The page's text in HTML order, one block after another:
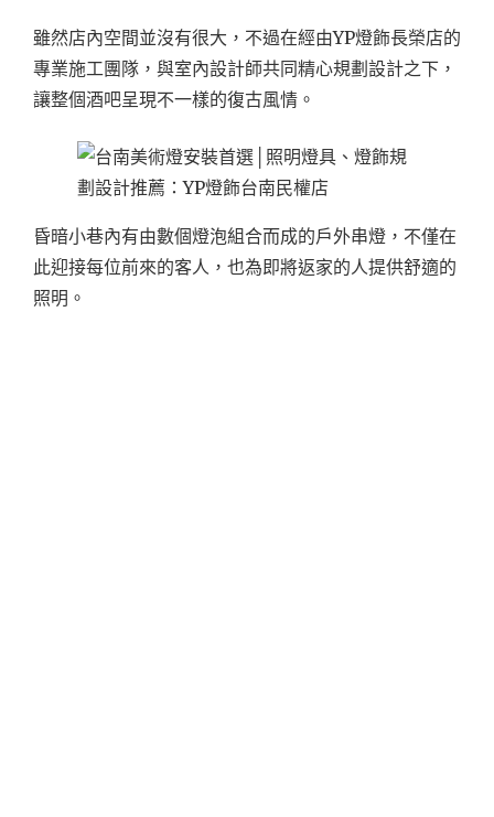
雖然店內空間並沒有很大，不過在經由YP燈飾長榮店的
專業施工團隊，與室內設計師共同精心規劃設計之下，
讓整個酒吧呈現不一樣的復古風情。
昏暗小巷內有由數個燈泡組合而成的戶外串燈，不僅在
此迎接每位前來的客人，也為即將返家的人提供舒適的
照明。